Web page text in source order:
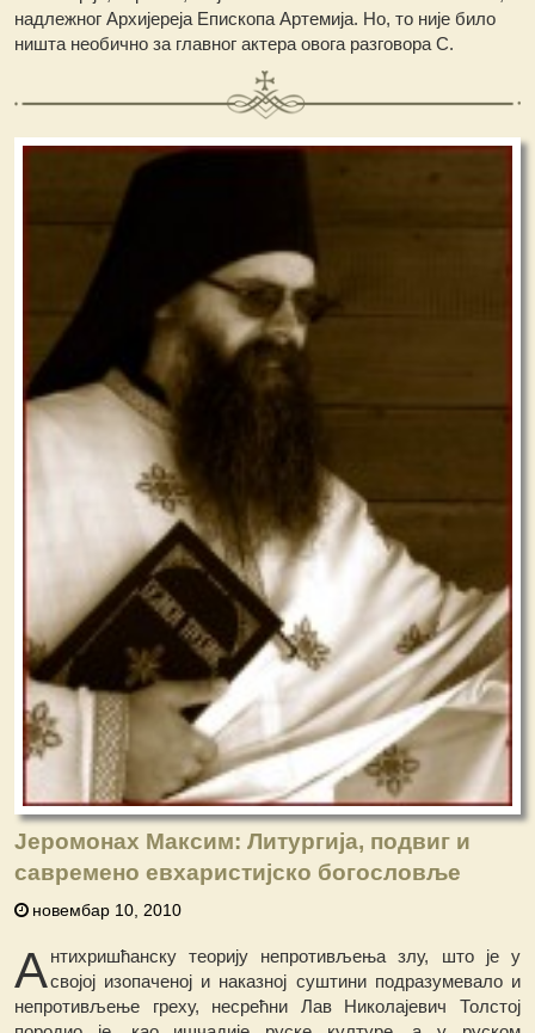
надлежног Архијереја Епископа Артемија. Но, то није било
ништа необично за главног актера овога разговора С.
Јеромонах Максим: Литургија, подвиг и
савремено евхаристијско богословље
новембар 10, 2010
Антихришћанску теорију непротивљења злу, што је у
својој изопаченој и наказној суштини подразумевало и
непротивљење греху, несрећни Лав Николајевич Толстој